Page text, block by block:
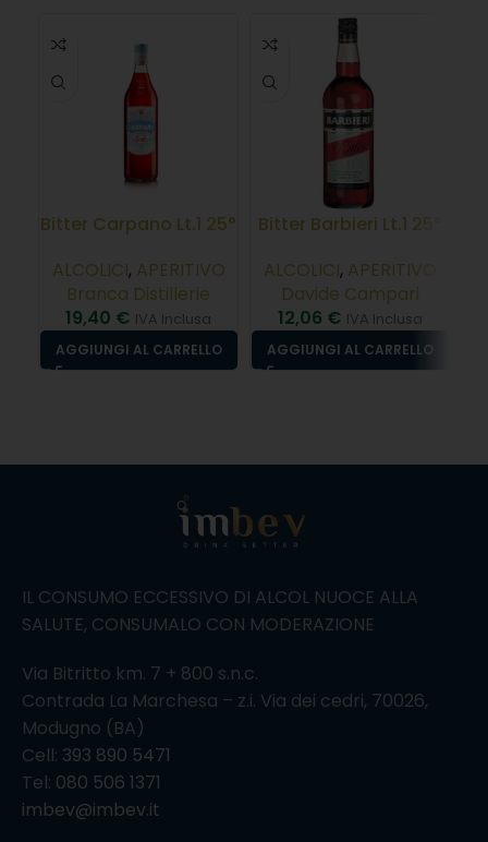
Bitter Carpano Lt.1 25°
ALCOLICI, APERITIVO
Branca Distillerie
19,40 € IVA Inclusa
AGGIUNGI AL CARRELLO
Bitter Barbieri Lt.1 25°
ALCOLICI, APERITIVO
Davide Campari
12,06 € IVA Inclusa
AGGIUNGI AL CARRELLO
IL CONSUMO ECCESSIVO DI ALCOL NUOCE ALLA
SALUTE, CONSUMALO CON MODERAZIONE
Via Bitritto km. 7 + 800 s.n.c.
Contrada La Marchesa – z.i. Via dei cedri, 70026,
Modugno (BA)
Cell: 393 890 5471
Tel: 080 506 1371
imbev@imbev.it